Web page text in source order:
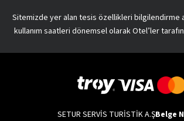
Sitemizde yer alan tesis özellikleri bilgilendirme
kullanım saatleri dönemsel olarak Otel’ler
SETUR SERVİS TURİSTİK A.ŞBelge